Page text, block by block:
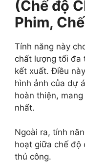
(Chế độ
Phim,
Tính năng này
chất lượng tối đa
kết xuất. Điều
hình ảnh của dự
hoàn thiện,
nhất.
Ngoài ra, tính
hoạt giữa chế độ
thủ công.